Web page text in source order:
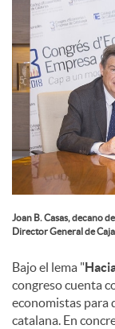
s
Joan B. Casas, decano
Director General de
Bajo el lema "
congreso cuenta
economistas para
catalana. En